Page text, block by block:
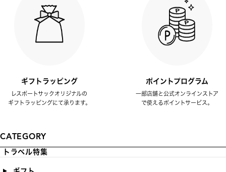
ギフトラッピング
レスポートサックオリジナルの
ギフトラッピングにて承ります。
ポイントプログラム
一部店舗と公式オンラインストア
で使えるポイントサービス。
CATEGORY
トラベル特集